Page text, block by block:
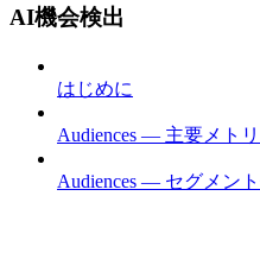
AI機会検出
はじめに
Audiences — 主要メト
Audiences — セグメン